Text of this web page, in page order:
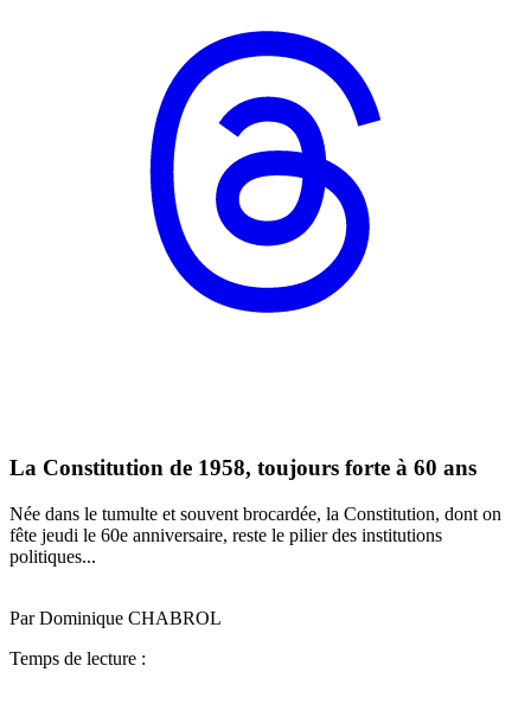
La Constitution de 1958, toujours forte à 60 ans
Née dans le tumulte et souvent brocardée, la Constitution, dont on
fête jeudi le 60e anniversaire, reste le pilier des institutions
politiques...
Par Dominique CHABROL
Temps de lecture :